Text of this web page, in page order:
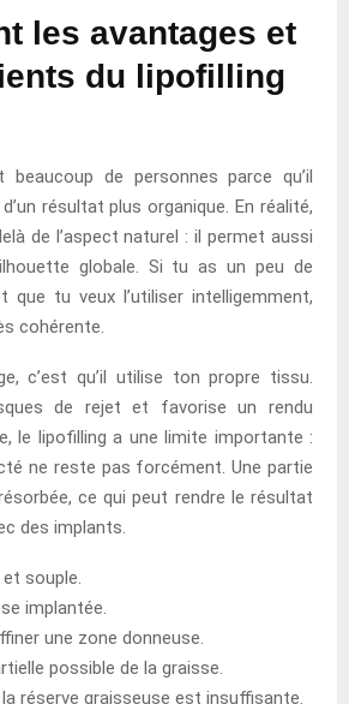
les avantages et
du lipofilling
beaucoup de personnes parce qu’il
résultat plus organique. En réalité,
de l’aspect naturel : il permet aussi
globale. Si tu as un peu de
que tu veux l’utiliser intelligemment,
cohérente.
c’est qu’il utilise ton propre tissu.
de rejet et favorise un rendu
le lipofilling a une limite importante :
ne reste pas forcément. Une partie
ce qui peut rendre le résultat
des implants.
souple.
implantée.
une zone donneuse.
possible de la graisse.
réserve graisseuse est insuffisante.